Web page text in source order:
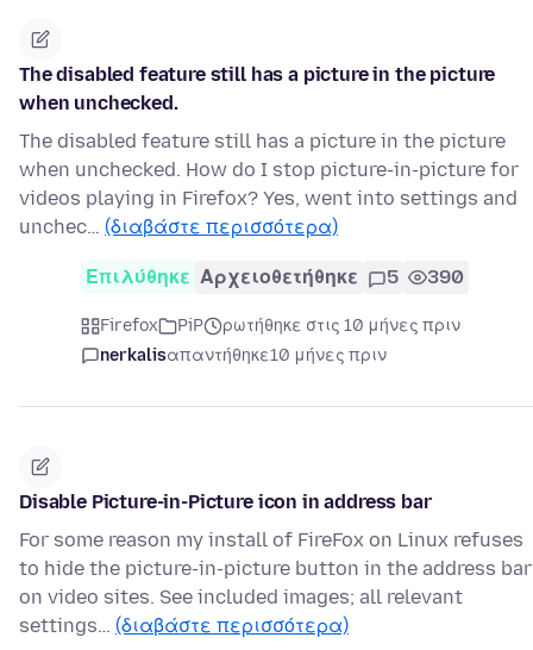
The disabled feature still has a picture in the picture
when unchecked.
The disabled feature still has a picture in the picture
when unchecked. How do I stop picture-in-picture for
videos playing in Firefox? Yes, went into settings and
unchec… (διαβάστε περισσότερα)
Επιλύθηκε Αρχειοθετήθηκε 5 390
Firefox PiP
ρωτήθηκε στις 10 μήνες πριν
nerkalisαπαντήθηκε10 μήνες πριν
Disable Picture-in-Picture icon in address bar
For some reason my install of FireFox on Linux refuses
to hide the picture-in-picture button in the address bar
on video sites. See included images; all relevant
settings… (διαβάστε περισσότερα)